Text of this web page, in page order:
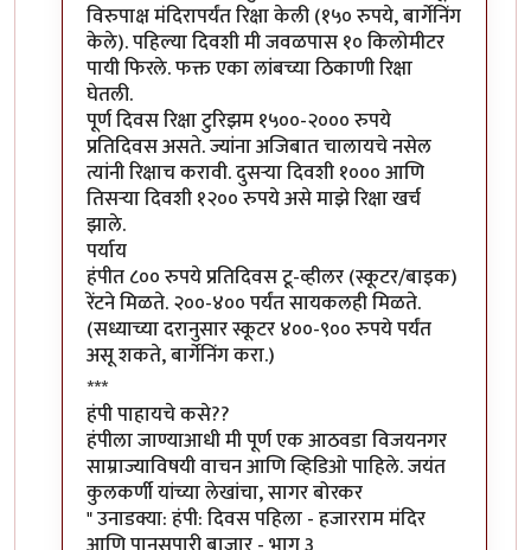
विरुपाक्ष मंदिरापर्यंत रिक्षा केली (१५० रुपये, बार्गेनिंग
केले). पहिल्या दिवशी मी जवळपास १० किलोमीटर
पायी फिरले. फक्त एका लांबच्या ठिकाणी रिक्षा
घेतली.
पूर्ण दिवस रिक्षा टुरिझम १५००-२००० रुपये
प्रतिदिवस असते. ज्यांना अजिबात चालायचे नसेल
त्यांनी रिक्षाच करावी. दुसऱ्या दिवशी १००० आणि
तिसऱ्या दिवशी १२०० रुपये असे माझे रिक्षा खर्च
झाले.
पर्याय
हंपीत ८०० रुपये प्रतिदिवस टू-व्हीलर (स्कूटर/बाइक)
रेंटने मिळते. २००-४०० पर्यंत सायकलही मिळते.
(सध्याच्या दरानुसार स्कूटर ४००-९०० रुपये पर्यंत
असू शकते, बार्गेनिंग करा.)
***
हंपी पाहायचे कसे??
हंपीला जाण्याआधी मी पूर्ण एक आठवडा विजयनगर
साम्राज्याविषयी वाचन आणि व्हिडिओ पाहिले. जयंत
कुलकर्णी यांच्या लेखांचा, सागर बोरकर
" उनाडक्या: हंपी: दिवस पहिला - हजारराम मंदिर